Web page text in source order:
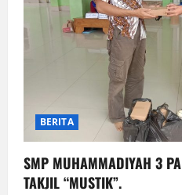
BERITA
SMP MUHAMMADIYAH 3
TAKJIL “MUSTIK”.